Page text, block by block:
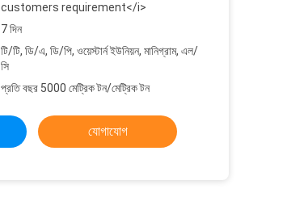
customers requirement</i>
7 দিন
টি/টি, ডি/এ, ডি/পি, ওয়েস্টার্ন ইউনিয়ন, মানিগ্রাম, এল/
সি
প্রতি বছর 5000 মেট্রিক টন/মেট্রিক টন
যোগাযোগ